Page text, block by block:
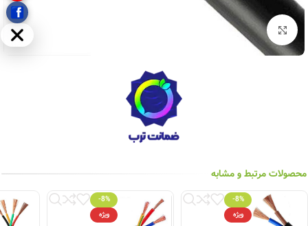
بزرگنمایی تصویر
محصولات مرتبط و مشابه
-8%
ویژه
-8%
ویژه